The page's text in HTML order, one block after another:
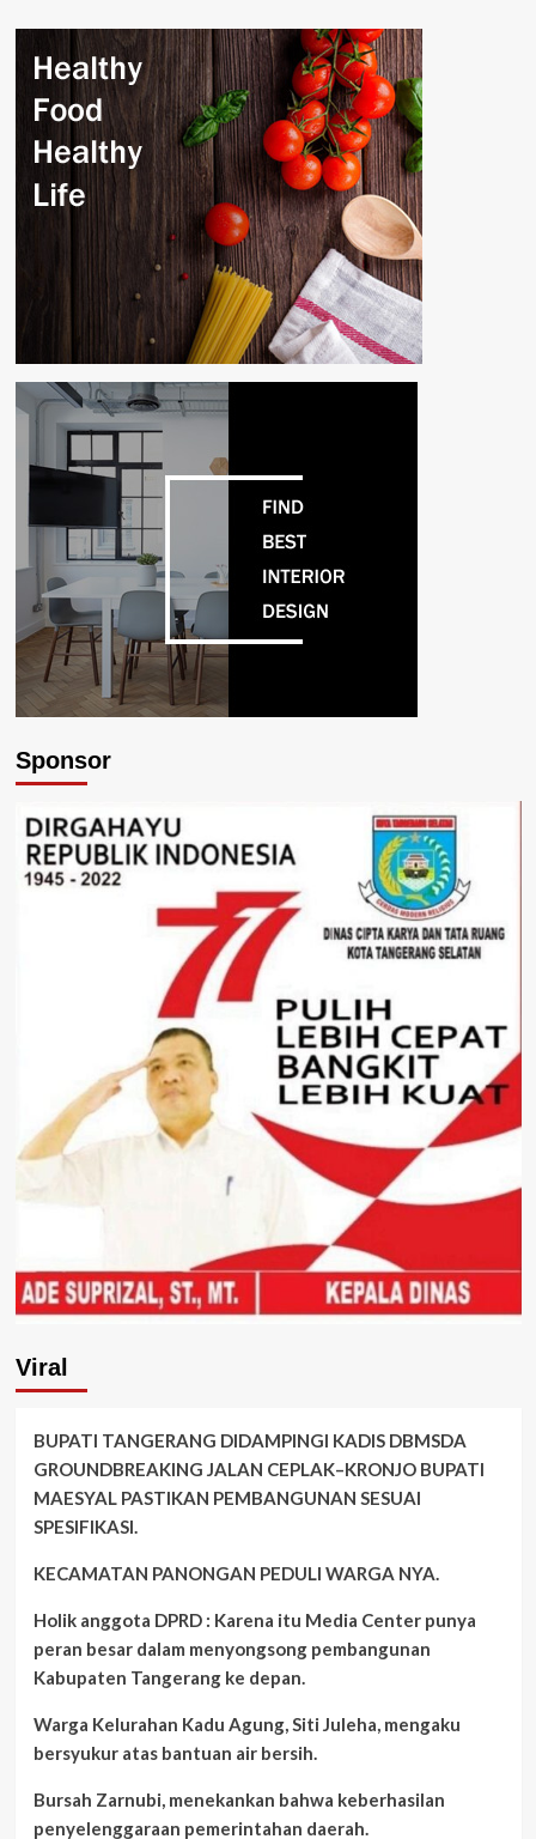
Sponsor
Viral
BUPATI TANGERANG DIDAMPINGI KADIS DBMSDA
GROUNDBREAKING JALAN CEPLAK–KRONJO BUPATI
MAESYAL PASTIKAN PEMBANGUNAN SESUAI
SPESIFIKASI.
KECAMATAN PANONGAN PEDULI WARGA NYA.
Holik anggota DPRD : Karena itu Media Center punya
peran besar dalam menyongsong pembangunan
Kabupaten Tangerang ke depan.
Warga Kelurahan Kadu Agung, Siti Juleha, mengaku
bersyukur atas bantuan air bersih.
Bursah Zarnubi, menekankan bahwa keberhasilan
penyelenggaraan pemerintahan daerah.